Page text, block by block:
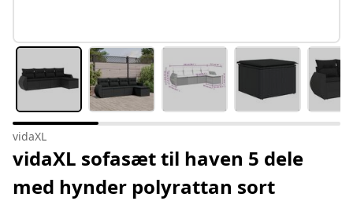
vidaXL
vidaXL sofasæt til haven 5 dele
med hynder polyrattan sort